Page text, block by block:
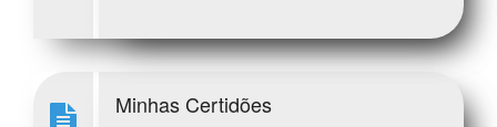
Minhas Certidões